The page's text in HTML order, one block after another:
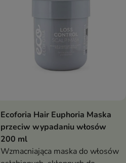
Dodaj do koszyka
Ecoforia Hair Euphoria Maska
przeciw wypadaniu włosów
200 ml
Wzmacniająca maska do włosów